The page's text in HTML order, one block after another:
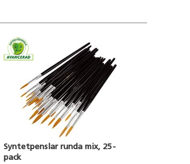
Syntetpenslar runda mix, 25-
pack